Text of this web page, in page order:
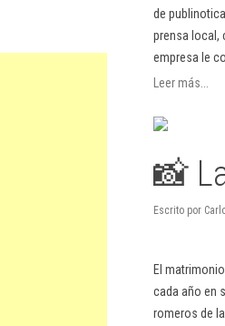
de
prensa local,
empresa le
Leer más...
📸
Escrito por
El
cada año en
romeros de